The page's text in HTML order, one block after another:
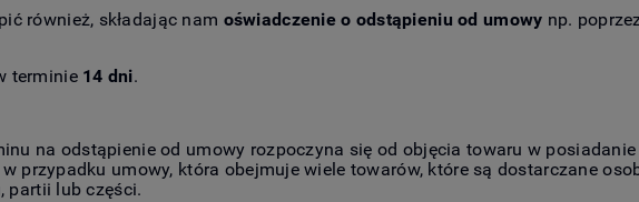
również, składając nam oświadczenie o odstąpieniu od umowy np.
terminie 14 dni.
na odstąpienie od umowy rozpoczyna się od objęcia towaru w
przypadku umowy, która obejmuje wiele towarów, które są dostarczane
partii lub części.